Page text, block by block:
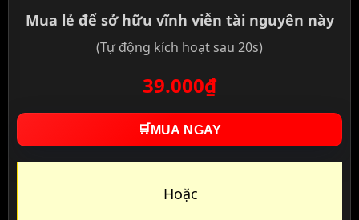
Mua lẻ để sở hữu vĩnh viễn tài nguyên này
(Tự động kích hoạt sau 20s)
39.000₫
🛒 MUA NGAY
Hoặc